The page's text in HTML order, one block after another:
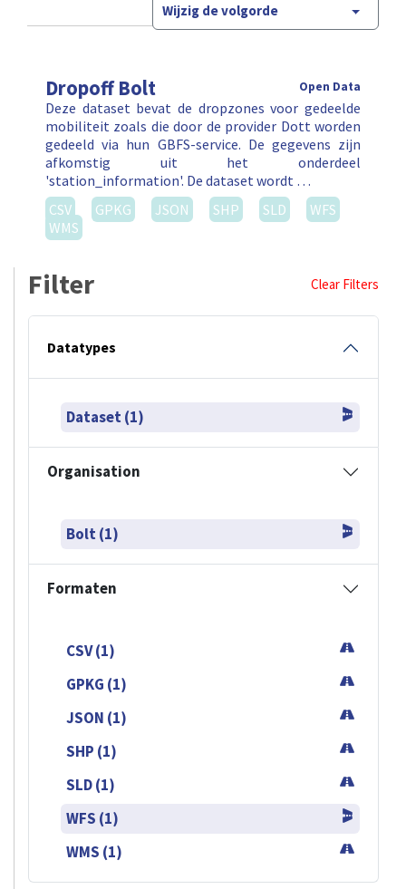
Wijzig de volgorde
Dropoff Bolt Open Data
Deze dataset bevat de dropzones voor gedeelde
mobiliteit zoals die door de provider Dott worden
gedeeld via hun GBFS-service. De gegevens zijn
afkomstig uit het onderdeel
'station_information'. De dataset wordt …
CSV
GPKG JSON SHP SLD
WFS
WMS
Filter Clear Filters
Datatypes
Dataset (1)
Organisation
Bolt (1)
Formaten
CSV (1)
GPKG (1)
JSON (1)
SHP (1)
SLD (1)
WFS (1)
WMS (1)